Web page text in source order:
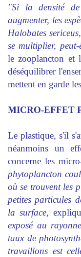
"Si la densité de
augmenter, les
Halobates
semultiplier, peut-
le zooplancton et
déséquilibrer
mettent en garde
MICRO-EFFET
Le plastique, s'il
néanmoins un
concerne les
phytoplancton
où se trouvent les
petites particules
la surface,
exposé au
taux de
travaillons est